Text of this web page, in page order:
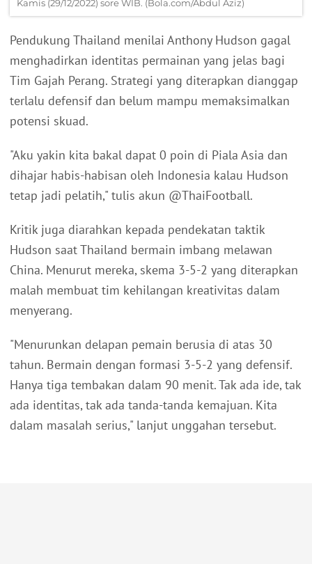
Kamis (29/12/2022) sore WIB. (Bola.com/Abdul Aziz)
Pendukung Thailand menilai Anthony Hudson gagal
menghadirkan identitas permainan yang jelas bagi
Tim Gajah Perang. Strategi yang diterapkan dianggap
terlalu defensif dan belum mampu memaksimalkan
potensi skuad.
"Aku yakin kita bakal dapat 0 poin di Piala Asia dan
dihajar habis-habisan oleh Indonesia kalau Hudson
tetap jadi pelatih," tulis akun @ThaiFootball.
Kritik juga diarahkan kepada pendekatan taktik
Hudson saat Thailand bermain imbang melawan
China. Menurut mereka, skema 3-5-2 yang diterapkan
malah membuat tim kehilangan kreativitas dalam
menyerang.
"Menurunkan delapan pemain berusia di atas 30
tahun. Bermain dengan formasi 3-5-2 yang defensif.
Hanya tiga tembakan dalam 90 menit. Tak ada ide, tak
ada identitas, tak ada tanda-tanda kemajuan. Kita
dalam masalah serius," lanjut unggahan tersebut.